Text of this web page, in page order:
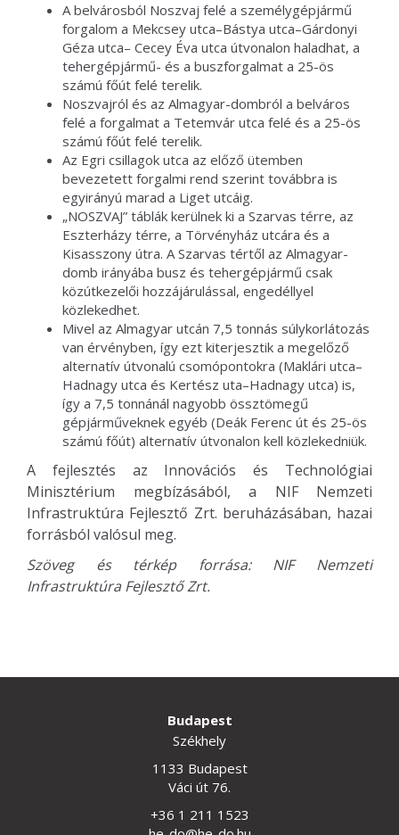
A belvárosból Noszvaj felé a személygépjármű
forgalom a Mekcsey utca–Bástya utca–Gárdonyi
Géza utca– Cecey Éva utca útvonalon haladhat, a
tehergépjármű- és a buszforgalmat a 25-ös
számú főút felé terelik.
Noszvajról és az Almagyar-dombról a belváros
felé a forgalmat a Tetemvár utca felé és a 25-ös
számú főút felé terelik.
Az Egri csillagok utca az előző ütemben
bevezetett forgalmi rend szerint továbbra is
egyirányú marad a Liget utcáig.
„NOSZVAJ” táblák kerülnek ki a Szarvas térre, az
Eszterházy térre, a Törvényház utcára és a
Kisasszony útra. A Szarvas tértől az Almagyar-
domb irányába busz és tehergépjármű csak
közútkezelői hozzájárulással, engedéllyel
közlekedhet.
Mivel az Almagyar utcán 7,5 tonnás súlykorlátozás
van érvényben, így ezt kiterjesztik a megelőző
alternatív útvonalú csomópontokra (Maklári utca–
Hadnagy utca és Kertész uta–Hadnagy utca) is,
így a 7,5 tonnánál nagyobb össztömegű
gépjárműveknek egyéb (Deák Ferenc út és 25-ös
számú főút) alternatív útvonalon kell közlekedniük.
A fejlesztés az Innovációs és Technológiai
Minisztérium megbízásából, a NIF Nemzeti
Infrastruktúra Fejlesztő Zrt. beruházásában, hazai
forrásból valósul meg.
Szöveg és térkép forrása: NIF Nemzeti
Infrastruktúra Fejlesztő Zrt.
Budapest
Székhely
1133 Budapest
Váci út 76.
+36 1 211 1523